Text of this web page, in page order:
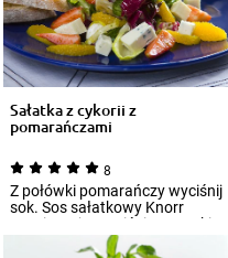
Sałatka z cykorii z
pomarańczami
8
Z połówki pomarańczy wyciśnij
sok. Sos sałatkowy Knorr
wymieszaj z wyciśniętym sokiem,